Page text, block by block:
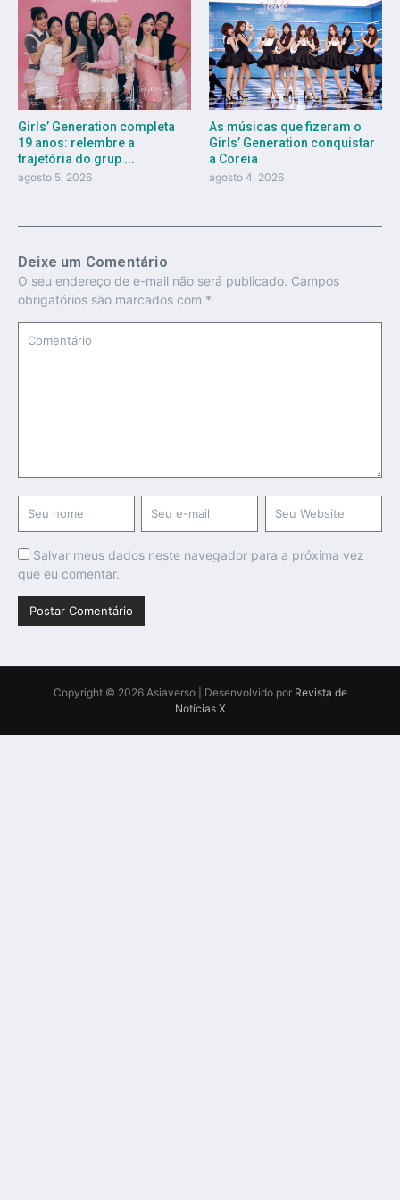
Girls’ Generation completa
19 anos: relembre a
trajetória do grup ...
agosto 5, 2026
As músicas que fizeram o
Girls’ Generation conquistar
a Coreia
agosto 4, 2026
Deixe um Comentário
O seu endereço de e-mail não será publicado. Campos
obrigatórios são marcados com *
Salvar meus dados neste navegador para a próxima vez
que eu comentar.
Copyright © 2026 Asiaverso | Desenvolvido por Revista de
Notícias X